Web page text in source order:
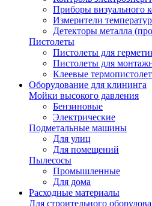
Приборы визуального
Измерители
Детекторы металла
Пистолеты
Пистолеты для
Пистолеты для
Клеевые
Оборудование для клининга
Мойки высокого давления
Бензиновые
Электрические
Подметальные машины
Для улиц
Для помещений
Пылесосы
Промышленные
Для дома
Расходные материалы
Для строительного